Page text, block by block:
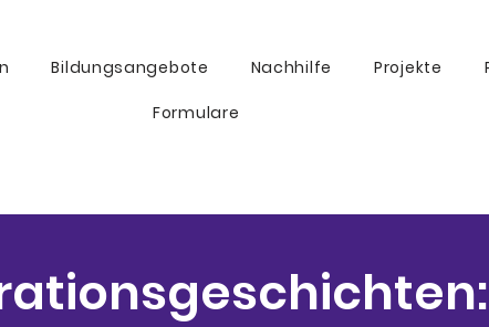
Bildungsangebote Nachhilfe Projekte
Formulare